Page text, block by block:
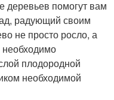
деревьев помогут вам
радующий своим
не просто росло, а
плодородной
необходимой